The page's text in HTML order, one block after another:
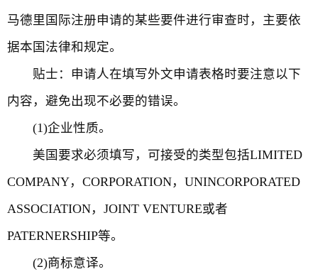
马德里国际注册申请的某些要件进行审查时，主要依
据本国法律和规定。
贴士：申请人在填写外文申请表格时要注意以下
内容，避免出现不必要的错误。
(1)企业性质。
美国要求必须填写，可接受的类型包括LIMITED
COMPANY，CORPORATION，UNINCORPORATED
ASSOCIATION，JOINT VENTURE或者
PATERNERSHIP等。
(2)商标意译。